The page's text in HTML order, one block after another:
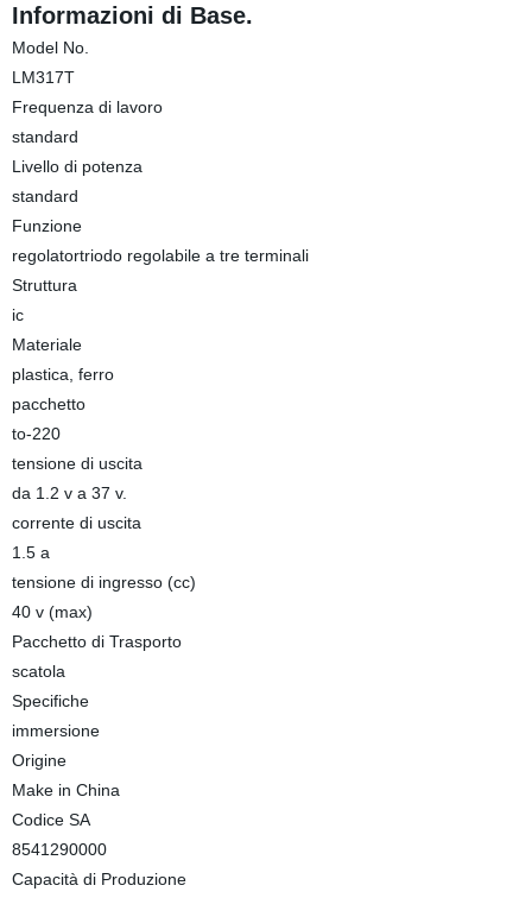
Informazioni di Base.
Model No.
LM317T
Frequenza di lavoro
standard
Livello di potenza
standard
Funzione
regolatortriodo regolabile a tre terminali
Struttura
ic
Materiale
plastica, ferro
pacchetto
to-220
tensione di uscita
da 1.2 v a 37 v.
corrente di uscita
1.5 a
tensione di ingresso (cc)
40 v (max)
Pacchetto di Trasporto
scatola
Specifiche
immersione
Origine
Make in China
Codice SA
8541290000
Capacità di Produzione